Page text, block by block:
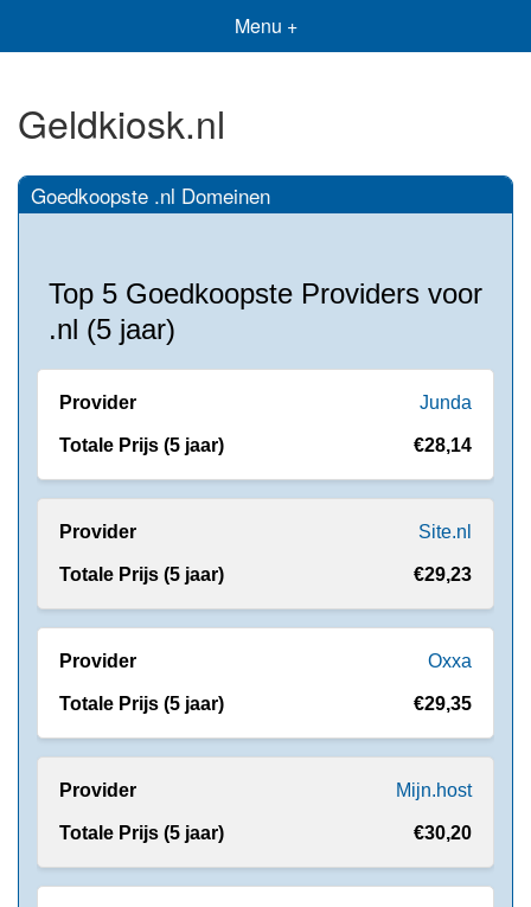
Menu +
Geldkiosk.nl
Goedkoopste .nl Domeinen
Top 5 Goedkoopste Providers voor
.nl (5 jaar)
Junda
€28,14
Site.nl
€29,23
Oxxa
€29,35
Mijn.host
€30,20